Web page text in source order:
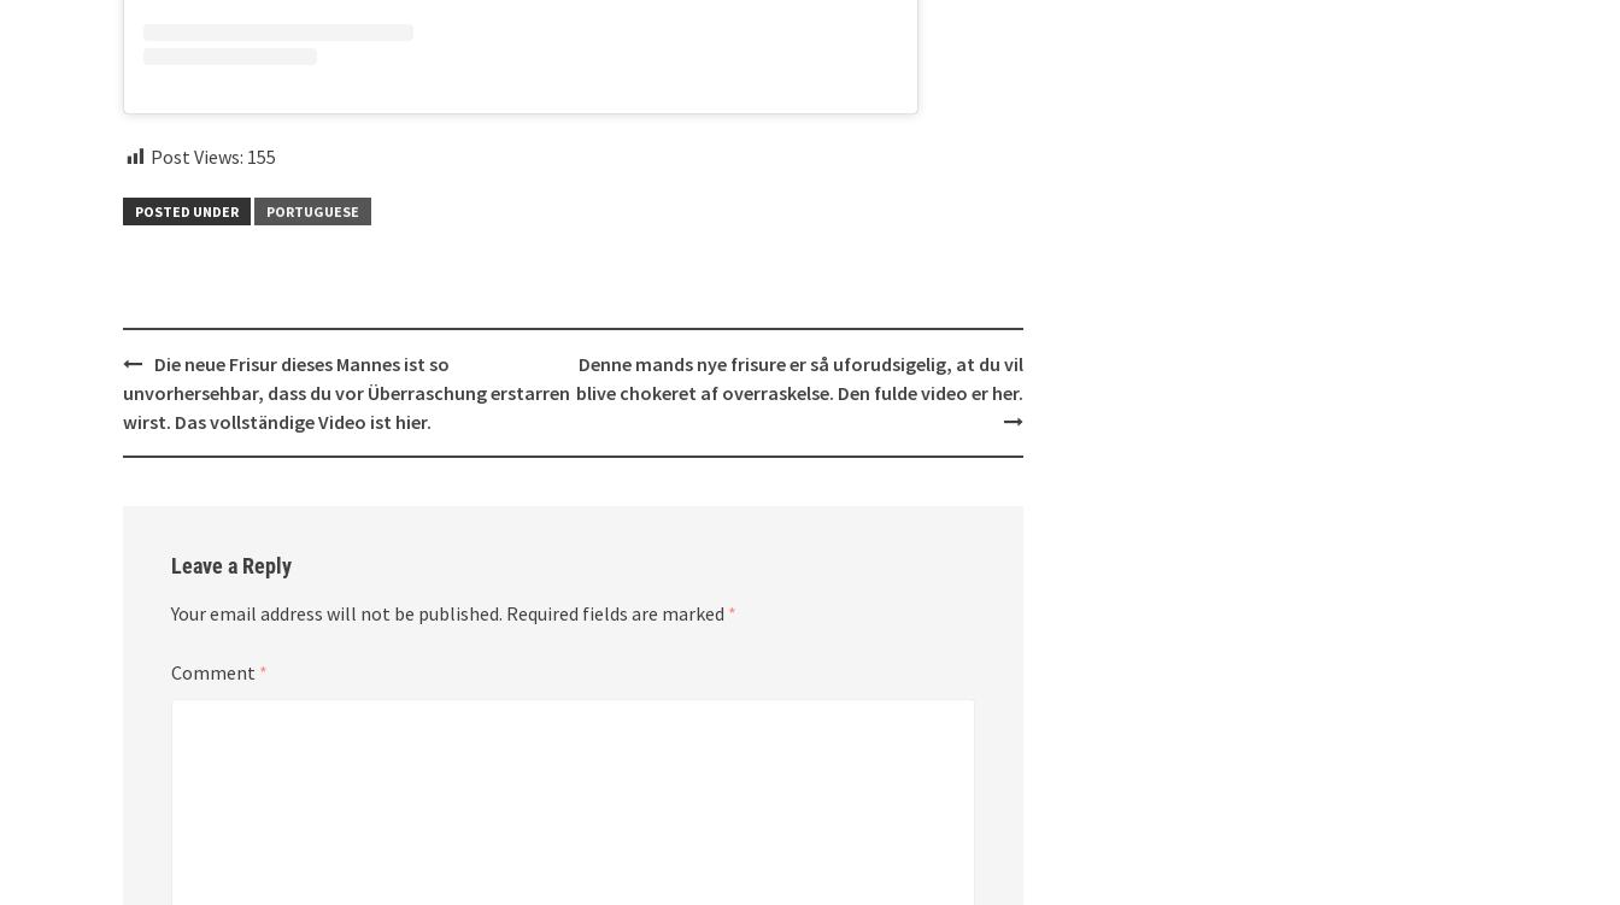
Post Views: 155
POSTED UNDER PORTUGUESE
Post
navigation
Die neue Frisur dieses Mannes ist so
unvorhersehbar, dass du vor Überraschung erstarren
wirst. Das vollständige Video ist hier.
Denne mands nye frisure er så uforudsigelig, at du vil
blive chokeret af overraskelse. Den fulde video er her.
Leave a Reply
Your email address will not be published. Required fields are marked *
Comment *